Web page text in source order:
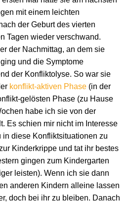
mit einem leichten
der Geburt des vierten
Tagen wieder verschwand.
der Nachmittag, an dem sie
und die Symptome
der Konfliktolyse. So war sie
konflikt-aktiven Phase (in der
gelösten Phase (zu Hause
habe ich sie von der
Es schien mir nicht im Interesse
diese Konfliktsituationen zu
Kinderkrippe und tat ihr bestes
gingen zum Kindergarten
leisten). Wenn ich sie dann
anderen Kindern alleine lassen
doch bei ihr zu bleiben. Danach